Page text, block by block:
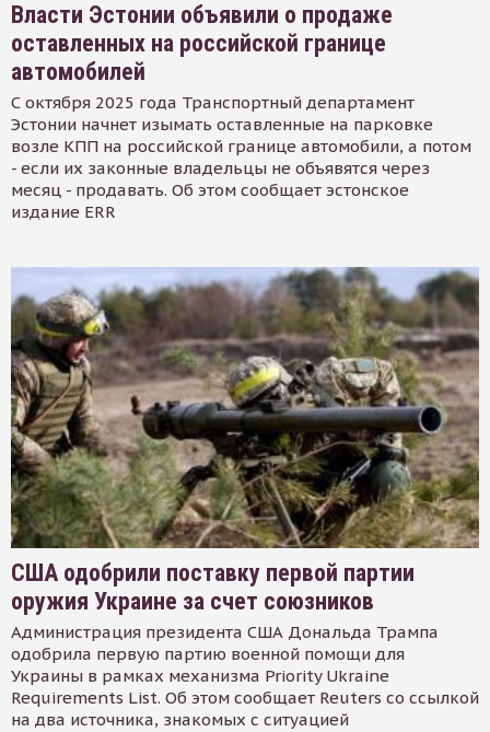
Власти Эстонии объявили о продаже
оставленных на российской границе
автомобилей
С октября 2025 года Транспортный департамент
Эстонии начнет изымать оставленные на парковке
возле КПП на российской границе автомобили, а потом
- если их законные владельцы не объявятся через
месяц - продавать. Об этом сообщает эстонское
издание ERR
США одобрили поставку первой партии
оружия Украине за счет союзников
Администрация президента США Дональда Трампа
одобрила первую партию военной помощи для
Украины в рамках механизма Priority Ukraine
Requirements List. Об этом сообщает Reuters со ссылкой
на два источника, знакомых с ситуацией